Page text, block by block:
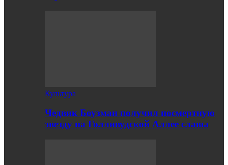
Культура
Чедвик Боузман получил посмертную
звезду на Голливудской Аллее славы